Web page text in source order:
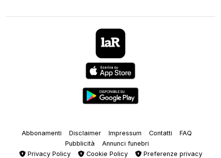
Abbonamenti Disclaimer Impressum Contatti
FAQ
Pubblicità
Annunci funebri
Privacy Policy
Cookie Policy Preferenze privacy